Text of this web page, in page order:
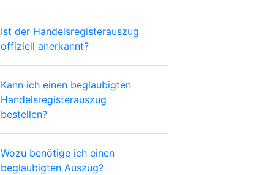
Ist der Handelsregisterauszug
offiziell anerkannt?
Kann ich einen beglaubigten
Handelsregisterauszug
bestellen?
Wozu benötige ich einen
beglaubigten Auszug?